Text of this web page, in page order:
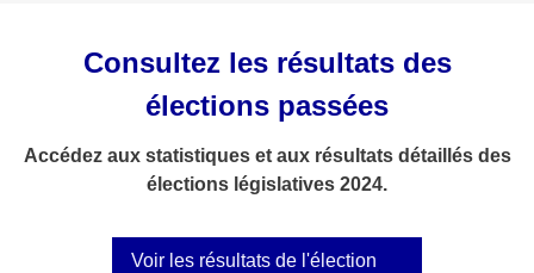
Consultez les résultats des
élections passées
Accédez aux statistiques et aux résultats détaillés des
élections législatives 2024.
Voir les résultats de l'élection